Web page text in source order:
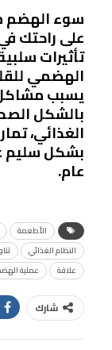
سوء الهضم
على راحتك
تأثيرات
الهضمي
يسبب
بالشكل
الغذائي،
بشكل سليم
عام.
الأطعمة
النظام الغذائي
علاقة
عملية
شارك